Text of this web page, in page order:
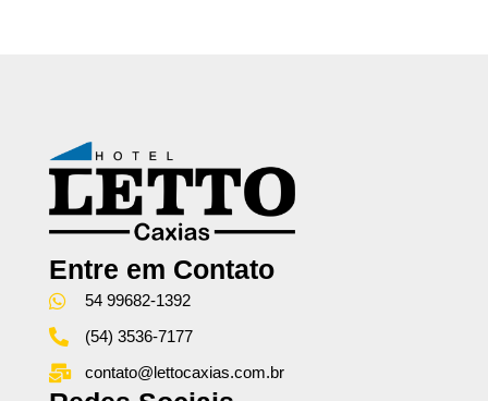
Entre em Contato
54 99682-1392
(54) 3536-7177
contato@lettocaxias.com.br